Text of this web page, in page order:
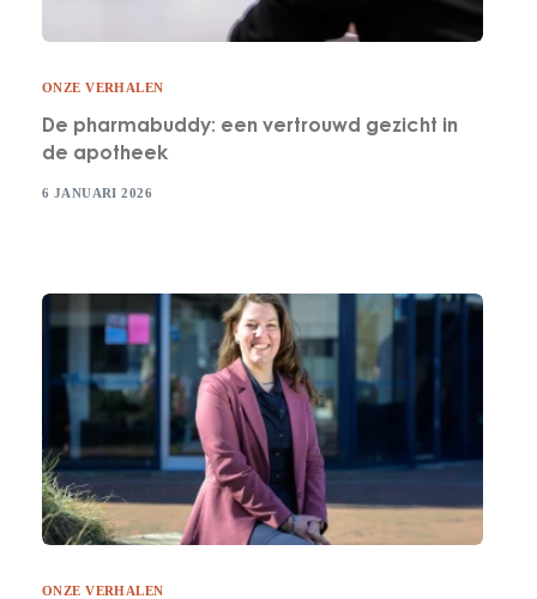
ONZE VERHALEN
De pharmabuddy: een vertrouwd gezicht in
de apotheek
6 JANUARI 2026
ONZE VERHALEN